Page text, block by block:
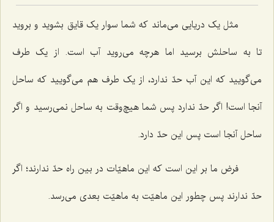
مثل یک دریایی می‌ماند که شما سوار یک قایق بشوید و بروید
تا به ساحلش برسید اما هرچه می‌روید آب است. از یک طرف
می‌گویید که این آب حدّ ندارد، از یک طرف هم می‌گویید که ساحل
آنجا است! اگر حدّ ندارد پس شما هیچ‌وقت به ساحل نمی‌رسید و اگر
ساحل آنجا است پس این حدّ دارد.
فرض ما بر این است که این ماهیّات در بین راه حدّ ندارند؛ اگر
حدّ ندارند پس چطور این ماهیّت به ماهیّت بعدی می‌رسد.